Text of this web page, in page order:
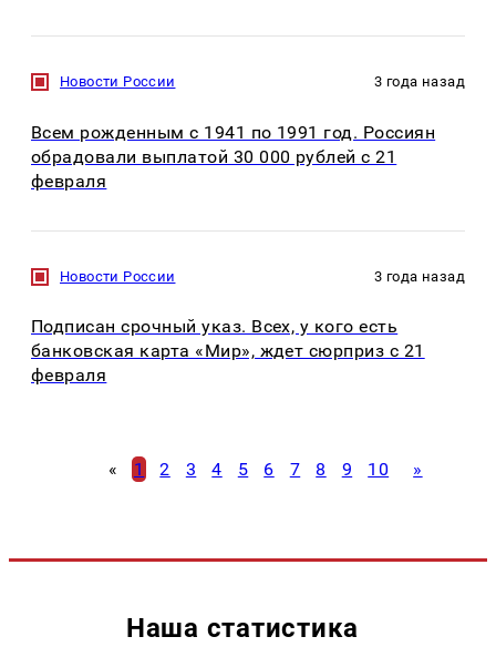
Новости России 3 года назад
Всем рожденным с 1941 по 1991 год. Россиян
обрадовали выплатой 30 000 рублей с 21
февраля
Новости России 3 года назад
Подписан срочный указ. Всех, у кого есть
банковская карта «Мир», ждет сюрприз с 21
февраля
« 1 2 3 4 5 6 7 8 9 10 »
Наша статистика